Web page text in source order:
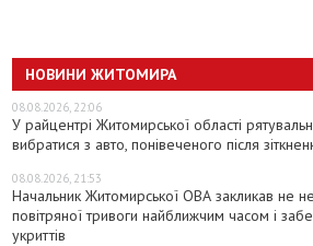
НОВИНИ ЖИТОМИРА
08.08.2026, 22:06
У райцентрі Житомирської області
вибратися з авто, понівеченого після
08.08.2026, 21:53
Начальник Житомирської ОВА закликав не
повітряної тривоги найближчим часом і
укриттів